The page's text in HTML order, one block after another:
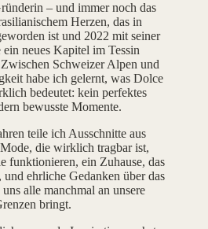
– und immer noch das
Herzen, das in
ist und 2022 mit seiner
neues Kapitel im Tessin
Schweizer Alpen und
habe ich gelernt, was Dolce
bedeutet: kein perfektes
bewusste Momente.
teile ich Ausschnitte aus
die wirklich tragbar ist,
funktionieren, ein Zuhause, das
und ehrliche Gedanken über das
alle manchmal an unsere
bringt.